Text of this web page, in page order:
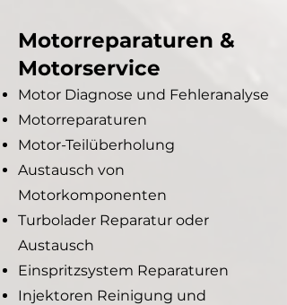
Motorreparaturen &
Motorservice
Motor Diagnose und Fehleranalyse
Motorreparaturen
Motor-Teilüberholung
Austausch von
Motorkomponenten
Turbolader Reparatur oder
Austausch
Einspritzsystem Reparaturen
Injektoren Reinigung und